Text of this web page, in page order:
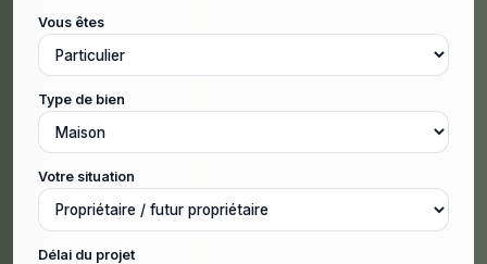
Vous êtes
Type de bien
Votre situation
Délai du projet